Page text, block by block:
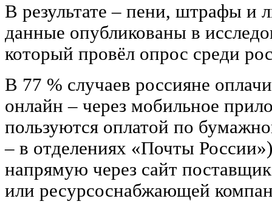
В результате – пени, штрафы и
данные опубликованы в
который провёл опрос среди
В 77 % случаев россияне
онлайн – через мобильное
пользуются оплатой по
– в отделениях «Почты
напрямую через сайт
или ресурсоснабжающей